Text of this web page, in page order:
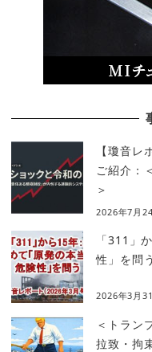
【瓊音レ
ご紹介：
＞
2026年7月
「311」
性」を問
2026年3月
＜トラン
拉致・拘